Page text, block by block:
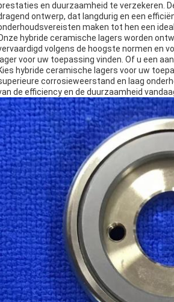
en duurzaamheid te verzekeren.
ontwerp, dat langdurig en een
maken tot hen een
hybride ceramische lagers worden
volgens de hoogste normen en
voor uw toepassing vinden. Of u een
hybride ceramische lagers voor uw
corrosieweerstand en laag
de efficiency en de duurzaamheid